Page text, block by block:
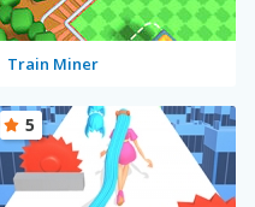
Train Miner
5